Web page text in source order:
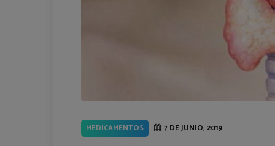
MEDICAMENTOS 7 DE JUNIO, 2019